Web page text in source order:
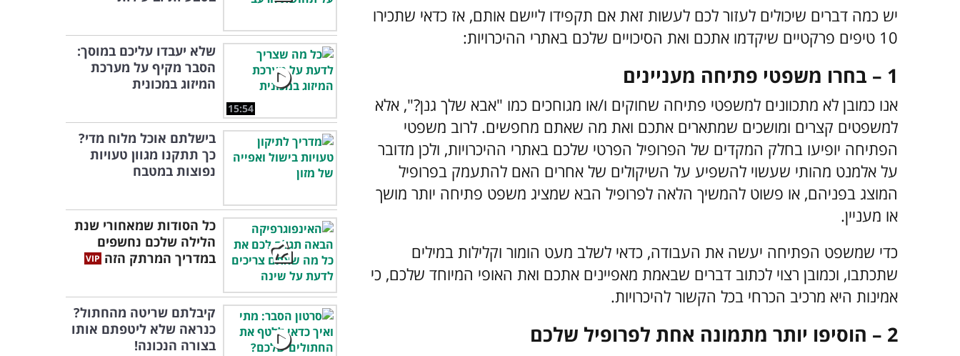
יש כמה דברים שיכולים לעזור לכם לעשות זאת אם תקפידו ליישם אותם, אז כדאי שתכירו
10 טיפים פרקטיים שיקדמו אתכם ואת הסיכויים שלכם באתרי ההיכרויות:
1 – בחרו משפטי פתיחה מעניינים
אנו כמובן לא מתכוונים למשפטי פתיחה שחוקים ו/או מגוחכים כמו "אבא שלך גנן?", אלא
למשפטים קצרים ומושכים שמתארים אתכם ואת מה שאתם מחפשים. לרוב משפטי
הפתיחה יופיעו בחלק המקדים של הפרופיל הפרטי שלכם באתרי ההיכרויות, ולכן מדובר
על אלמנט מהותי שעשוי להשפיע על השיקולים של אחרים האם להתעמק בפרופיל
המוצג בפניהם, או פשוט להמשיך הלאה לפרופיל הבא שמציג משפט פתיחה יותר מושך
או מעניין.
כדי שמשפט הפתיחה יעשה את העבודה, כדאי לשלב מעט הומור וקלילות במילים
שתכתבו, וכמובן רצוי לכתוב דברים שבאמת מאפיינים אתכם ואת האופי המיוחד שלכם, כי
אמינות היא מרכיב הכרחי בכל הקשור להיכרויות.
2 – הוסיפו יותר מתמונה אחת לפרופיל שלכם
15:54
שלא יעבדו עליכם במוסך:
הסבר מקיף על מערכת
המיזוג במכונית
בישלתם אוכל מלוח מדי?
כך תתקנו מגוון טעויות
נפוצות במטבח
כל הסודות שמאחורי שנת
הלילה שלכם נחשפים
במדריך המרתק הזה
קיבלתם שריטה מהחתול?
כנראה שלא ליטפתם אותו
בצורה הנכונה!